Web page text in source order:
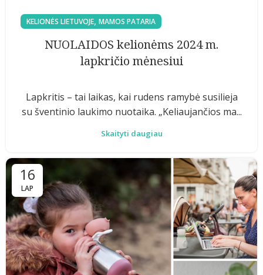
KELIONĖS LIETUVOJE, MAMOS PATARIA
NUOLAIDOS kelionėms 2024 m.
lapkričio mėnesiui
Lapkritis – tai laikas, kai rudens ramybė susilieja
su šventinio laukimo nuotaika. „Keliaujančios ma...
Skaityti daugiau
16
LAP